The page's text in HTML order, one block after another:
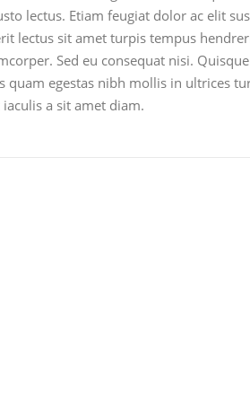
lectus. Etiam feugiat dolor ac elit
lectus sit amet turpis tempus
Sed eu consequat nisi.
quam egestas nibh mollis in ultrices
iaculis a sit amet diam.